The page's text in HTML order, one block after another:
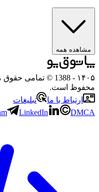
مشاهده همه
۱۴۰۵
- 1388 © تمامی
محفوظ است.
ارتباط با ما
تبلیغات
LinkedIn DMCA